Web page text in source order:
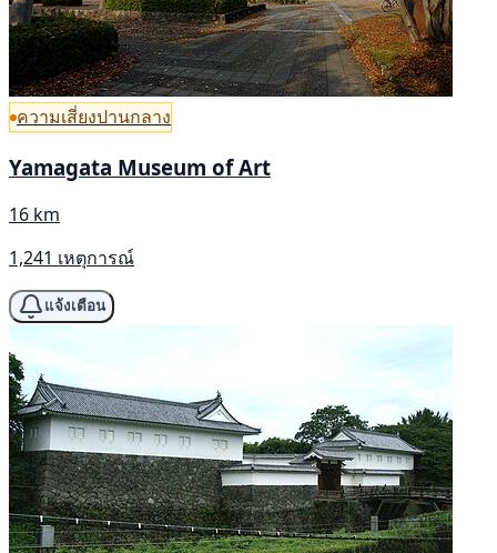
ความเสี่ยงปานกลาง
Yamagata Museum of Art
16 km
1,241 เหตุการณ์
แจ้งเตือน